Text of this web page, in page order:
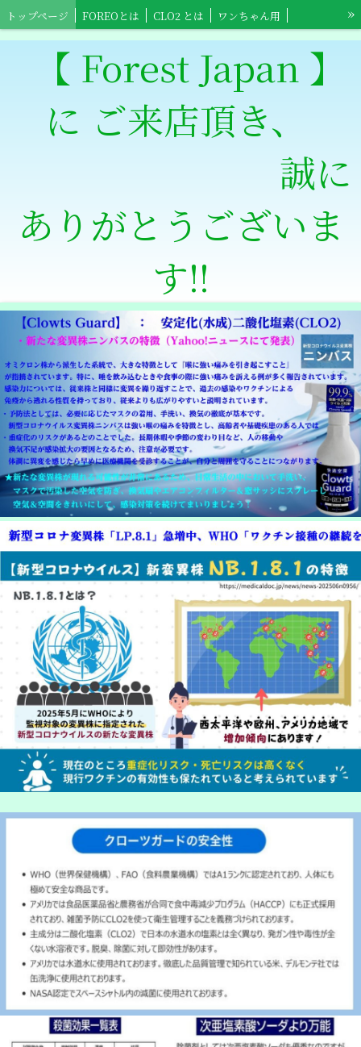
トップページ FOREOとは CLO2 とは
ワンちゃん用
【Foreo】高齢者介護用
ワンちゃんショップ
ネコちゃんショップ
小動物ショップ
スポーツ全般用ショップ
【Foreo】高齢者介護ショップ 特定商取引法表記
»
【 Forest Japan 】
に ご来店頂き、
誠に
ありがとうございま
す‼